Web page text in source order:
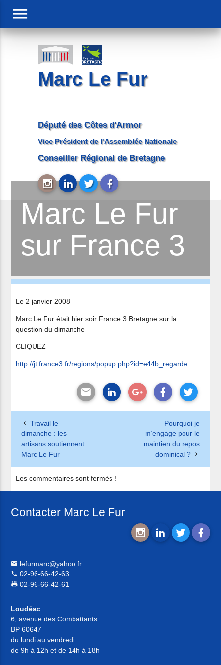
Marc Le Fur
Député des Côtes d'Armor
Vice Président de l'Assemblée Nationale
Conseiller Régional de Bretagne
menu
Marc Le Fur
sur France 3
Le 2 janvier 2008
Marc Le Fur était hier soir France 3 Bretagne sur la
question du dimanche
CLIQUEZ
http://jt.france3.fr/regions/popup.php?id=e44b_regarde
Travail le
dimanche : les
artisans soutiennent
Marc Le Fur
Pourquoi je
m’engage pour le
maintien du repos
dominical ?
Les commentaires sont fermés !
Contacter Marc Le Fur
lefurmarc@yahoo.fr
02-96-66-42-63
02-96-66-42-61
Loudéac
6, avenue des Combattants
BP 60647
du lundi au vendredi
de 9h à 12h et de 14h à 18h